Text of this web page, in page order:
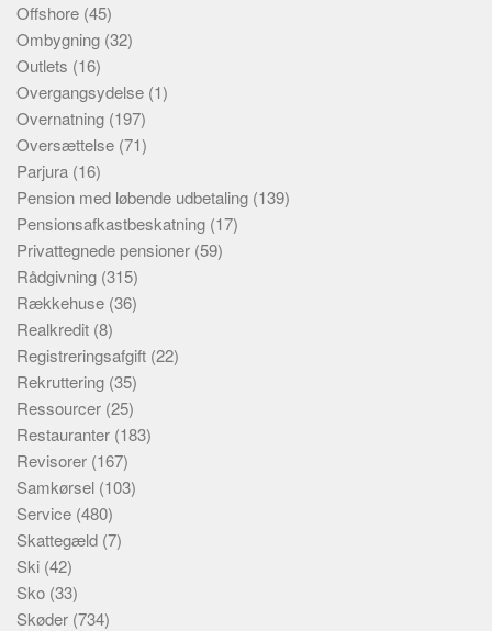
Offshore (45)
Ombygning (32)
Outlets (16)
Overgangsydelse (1)
Overnatning (197)
Oversættelse (71)
Parjura (16)
Pension med løbende udbetaling (139)
Pensionsafkastbeskatning (17)
Privattegnede pensioner (59)
Rådgivning (315)
Rækkehuse (36)
Realkredit (8)
Registreringsafgift (22)
Rekruttering (35)
Ressourcer (25)
Restauranter (183)
Revisorer (167)
Samkørsel (103)
Service (480)
Skattegæld (7)
Ski (42)
Sko (33)
Skøder (734)